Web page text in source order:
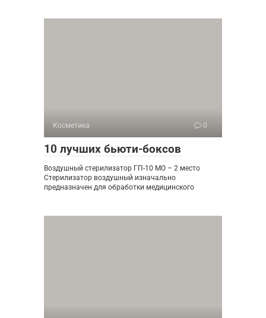
Косметика 0
10 лучших бьюти-боксов
Воздушный стерилизатор ГП-10 МО – 2 место
Стерилизатор воздушный изначально
предназначен для обработки медицинского